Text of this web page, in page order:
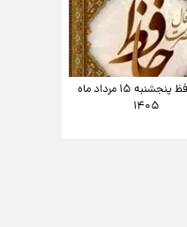
فال حافظ پنجشنبه ۱۵ مرداد ماه
۱۴۰۵